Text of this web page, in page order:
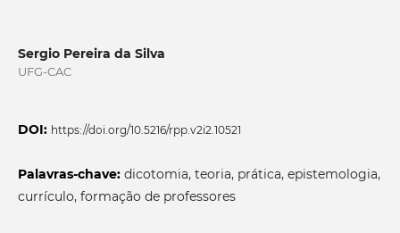
Sergio Pereira da Silva
UFG-CAC
DOI: https://doi.org/10.5216/rpp.v2i2.10521
Palavras-chave: dicotomia, teoria, prática, epistemologia,
currículo, formação de professores